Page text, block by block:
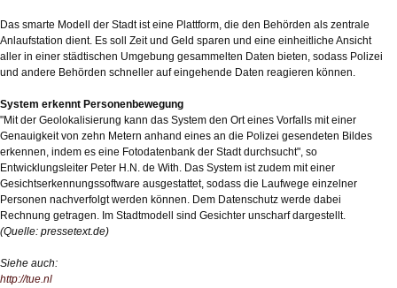
Das smarte Modell der Stadt ist eine Plattform, die den Behörden als zentrale
Anlaufstation dient. Es soll Zeit und Geld sparen und eine einheitliche Ansicht
aller in einer städtischen Umgebung gesammelten Daten bieten, sodass Polizei
und andere Behörden schneller auf eingehende Daten reagieren können.
System erkennt Personenbewegung
"Mit der Geolokalisierung kann das System den Ort eines Vorfalls mit einer
Genauigkeit von zehn Metern anhand eines an die Polizei gesendeten Bildes
erkennen, indem es eine Fotodatenbank der Stadt durchsucht", so
Entwicklungsleiter Peter H.N. de With. Das System ist zudem mit einer
Gesichtserkennungssoftware ausgestattet, sodass die Laufwege einzelner
Personen nachverfolgt werden können. Dem Datenschutz werde dabei
Rechnung getragen. Im Stadtmodell sind Gesichter unscharf dargestellt.
(Quelle: pressetext.de)
Siehe auch:
http://tue.nl